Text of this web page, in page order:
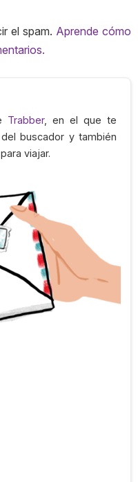
el spam. Aprende cómo
Trabber, en el que te
buscador y también
viajar.